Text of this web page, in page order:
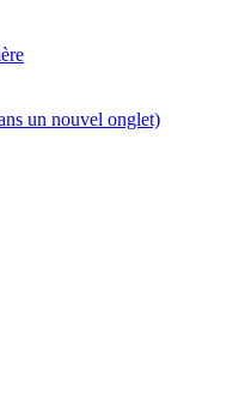
un nouvel onglet)